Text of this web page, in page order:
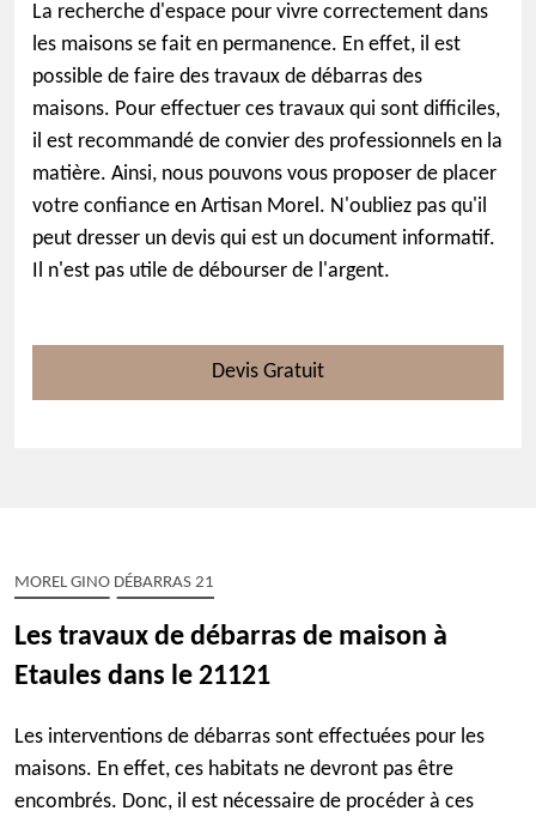
La recherche d'espace pour vivre correctement dans
les maisons se fait en permanence. En effet, il est
possible de faire des travaux de débarras des
maisons. Pour effectuer ces travaux qui sont difficiles,
il est recommandé de convier des professionnels en la
matière. Ainsi, nous pouvons vous proposer de placer
votre confiance en Artisan Morel. N'oubliez pas qu'il
peut dresser un devis qui est un document informatif.
Il n'est pas utile de débourser de l'argent.
Devis Gratuit
MOREL GINO DÉBARRAS 21
Les travaux de débarras de maison à
Etaules dans le 21121
Les interventions de débarras sont effectuées pour les
maisons. En effet, ces habitats ne devront pas être
encombrés. Donc, il est nécessaire de procéder à ces